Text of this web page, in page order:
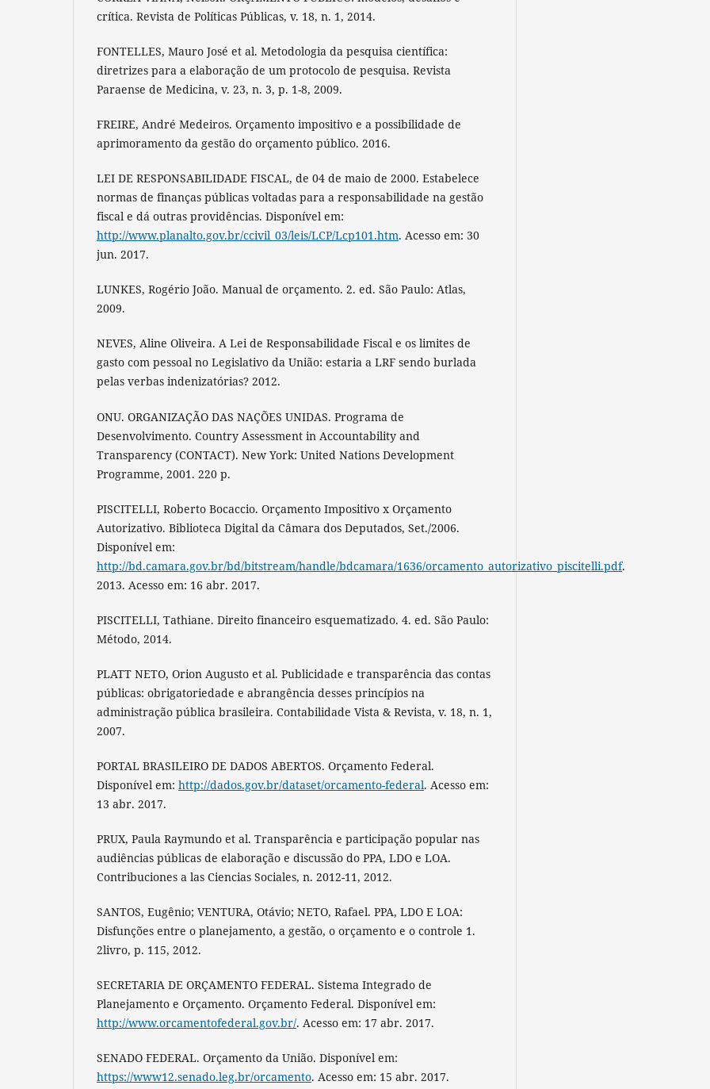
crítica. Revista de Políticas Públicas, v. 18, n. 1, 2014.
FONTELLES, Mauro José et al. Metodologia da pesquisa científica:
diretrizes para a elaboração de um protocolo de pesquisa. Revista
Paraense de Medicina, v. 23, n. 3, p. 1-8, 2009.
FREIRE, André Medeiros. Orçamento impositivo e a possibilidade de
aprimoramento da gestão do orçamento público. 2016.
LEI DE RESPONSABILIDADE FISCAL, de 04 de maio de 2000. Estabelece
normas de finanças públicas voltadas para a responsabilidade na gestão
fiscal e dá outras providências. Disponível em:
http://www.planalto.gov.br/ccivil_03/leis/LCP/Lcp101.htm. Acesso em: 30
jun. 2017.
LUNKES, Rogério João. Manual de orçamento. 2. ed. São Paulo: Atlas,
2009.
NEVES, Aline Oliveira. A Lei de Responsabilidade Fiscal e os limites de
gasto com pessoal no Legislativo da União: estaria a LRF sendo burlada
pelas verbas indenizatórias? 2012.
ONU. ORGANIZAÇÃO DAS NAÇÕES UNIDAS. Programa de
Desenvolvimento. Country Assessment in Accountability and
Transparency (CONTACT). New York: United Nations Development
Programme, 2001. 220 p.
PISCITELLI, Roberto Bocaccio. Orçamento Impositivo x Orçamento
Autorizativo. Biblioteca Digital da Câmara dos Deputados, Set./2006.
Disponível em:
http://bd.camara.gov.br/bd/bitstream/handle/bdcamara/1636/orcamento_autorizativo_piscitelli.pdf.
2013. Acesso em: 16 abr. 2017.
PISCITELLI, Tathiane. Direito financeiro esquematizado. 4. ed. São Paulo:
Método, 2014.
PLATT NETO, Orion Augusto et al. Publicidade e transparência das contas
públicas: obrigatoriedade e abrangência desses princípios na
administração pública brasileira. Contabilidade Vista & Revista, v. 18, n. 1,
2007.
PORTAL BRASILEIRO DE DADOS ABERTOS. Orçamento Federal.
Disponível em: http://dados.gov.br/dataset/orcamento-federal. Acesso em:
13 abr. 2017.
PRUX, Paula Raymundo et al. Transparência e participação popular nas
audiências públicas de elaboração e discussão do PPA, LDO e LOA.
Contribuciones a las Ciencias Sociales, n. 2012-11, 2012.
SANTOS, Eugênio; VENTURA, Otávio; NETO, Rafael. PPA, LDO E LOA:
Disfunções entre o planejamento, a gestão, o orçamento e o controle 1.
2livro, p. 115, 2012.
SECRETARIA DE ORÇAMENTO FEDERAL. Sistema Integrado de
Planejamento e Orçamento. Orçamento Federal. Disponível em:
http://www.orcamentofederal.gov.br/. Acesso em: 17 abr. 2017.
SENADO FEDERAL. Orçamento da União. Disponível em:
https://www12.senado.leg.br/orcamento. Acesso em: 15 abr. 2017.